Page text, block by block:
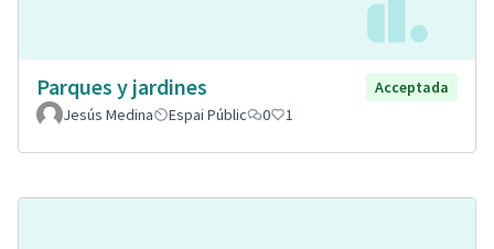
Parques y jardines
Acceptada
Jesús Medina
Espai Públic 0 1